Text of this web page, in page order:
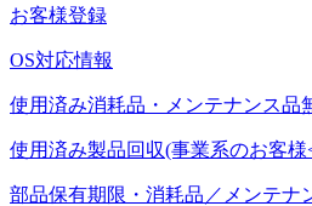
お客様登録
OS対応情報
使用済み消耗品・メンテナンス品
使用済み製品回収(事業系のお客
部品保有期限・消耗品／メンテナ